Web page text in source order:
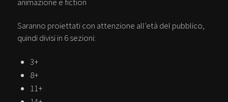
Saranno proiettati con attenzione all’età del pubblico,
quindi divisi in 6 sezioni:
3+
8+
11+